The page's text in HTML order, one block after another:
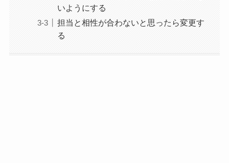
いようにする
担当と相性が合わないと思ったら変更す
る